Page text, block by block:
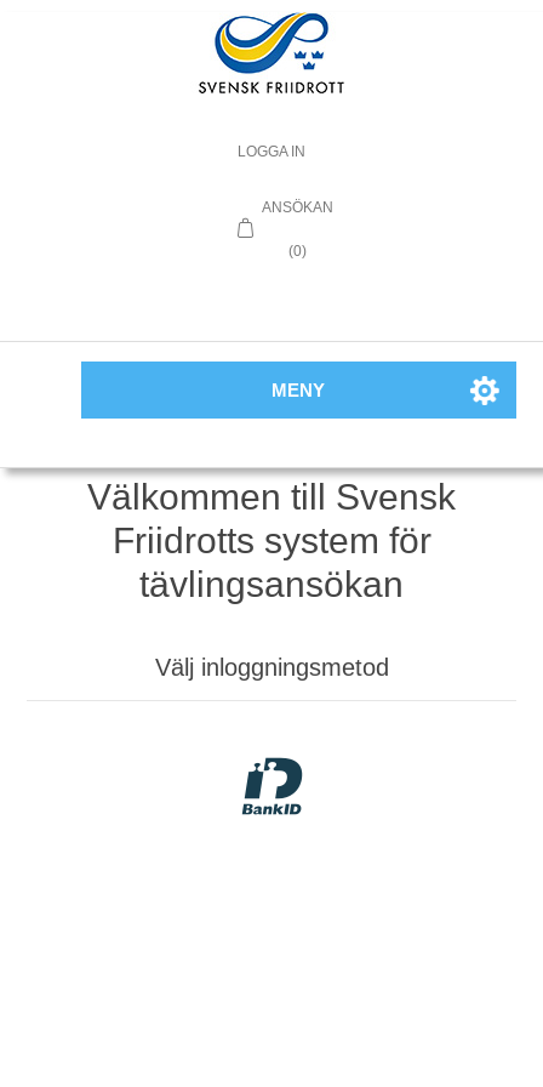
LOGGA IN
ANSÖKAN
(0)
MENY
Välkommen till Svensk
Friidrotts system för
tävlingsansökan
Välj inloggningsmetod